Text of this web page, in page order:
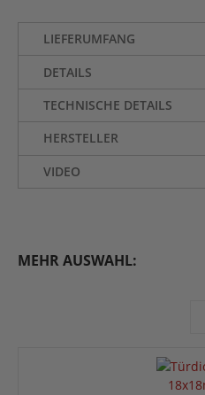
LIEFERUMFANG
DETAILS
TECHNISCHE DETAILS
HERSTELLER
VIDEO
MEHR AUSWAHL: